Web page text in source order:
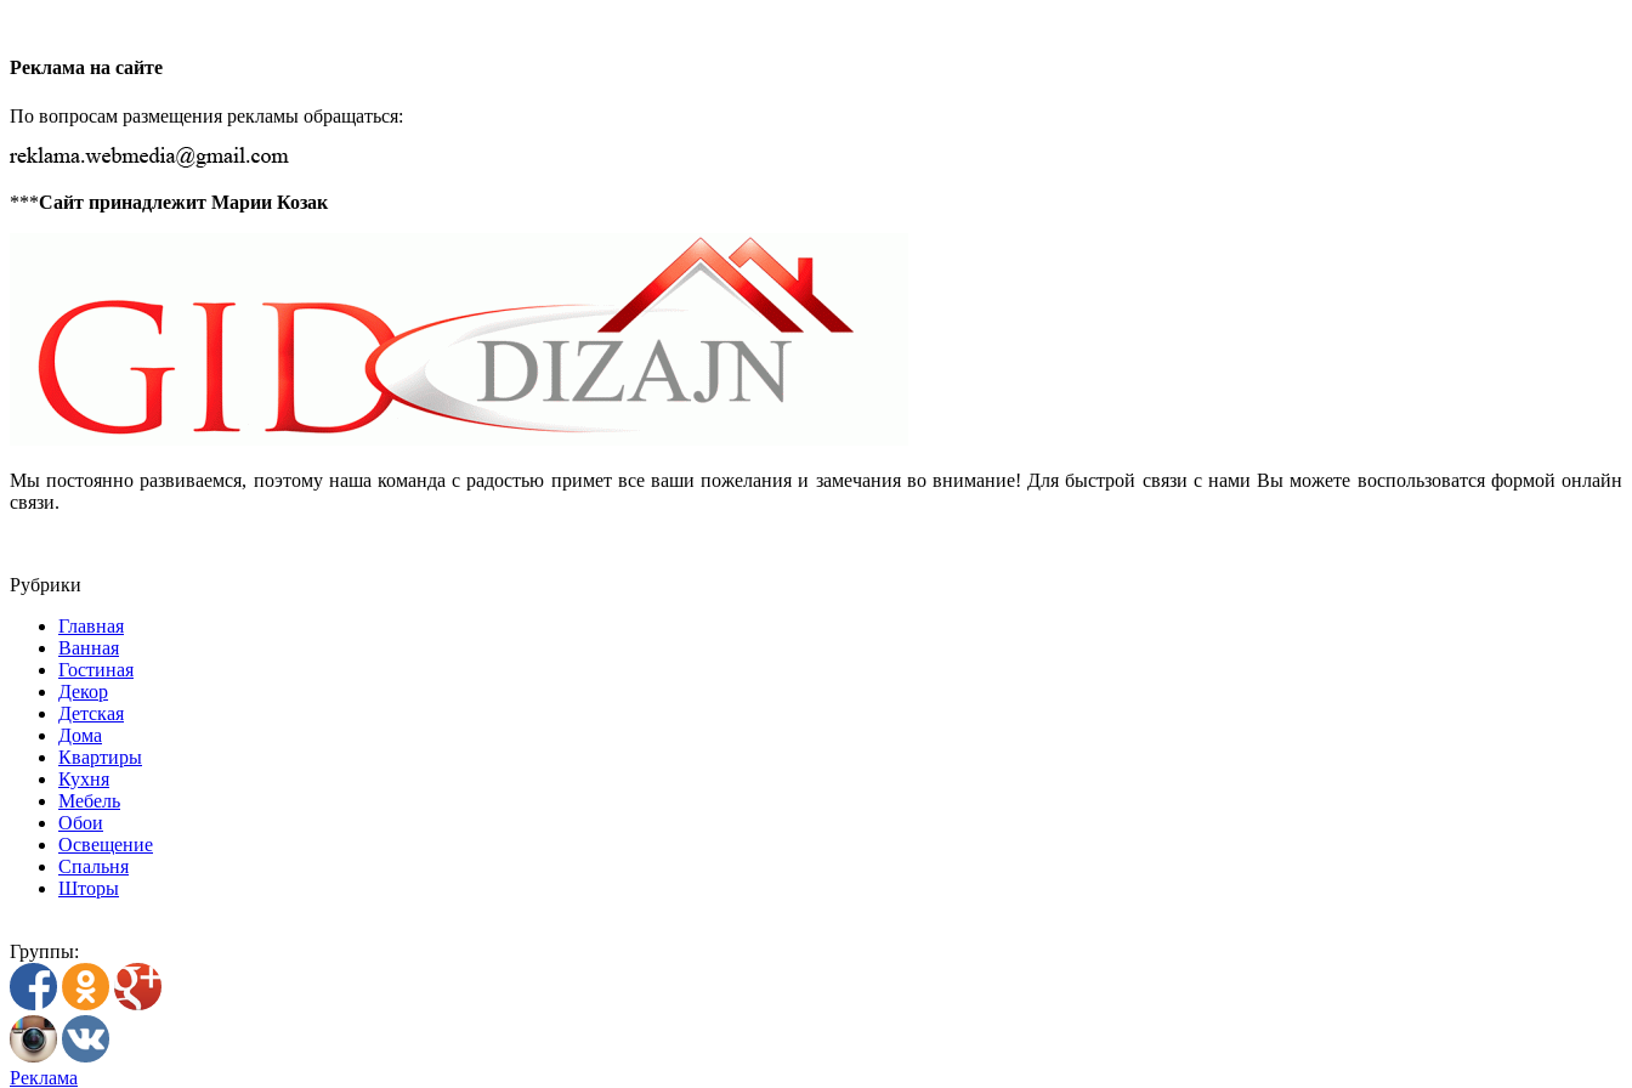
Реклама на сайте
По вопросам размещения рекламы обращаться:
***Сайт принадлежит Марии Козак
Мы постоянно развиваемся, поэтому наша команда с радостью примет все ваши пожелания и замечания во внимание! Для быстрой связи с нами Вы можете воспользоватся формой онлайн
связи.
Рубрики
Главная
Ванная
Гостиная
Декор
Детская
Дома
Квартиры
Кухня
Мебель
Обои
Освещение
Спальня
Шторы
Группы:
Реклама